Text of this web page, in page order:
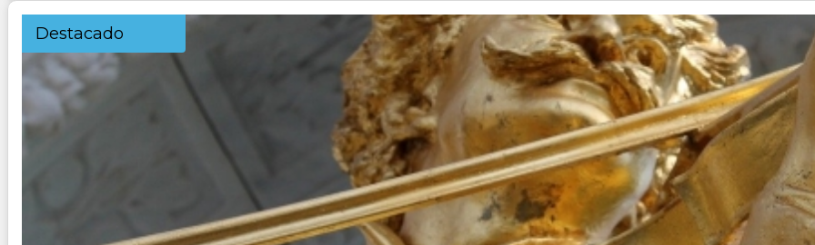
Destacado